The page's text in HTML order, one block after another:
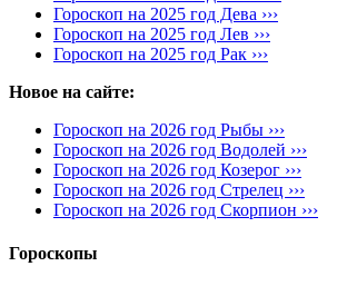
Гороскоп на 2025 год Дева ›››
Гороскоп на 2025 год Лев ›››
Гороскоп на 2025 год Рак ›››
Новое на сайте:
Гороскоп на 2026 год Рыбы ›››
Гороскоп на 2026 год Водолей ›››
Гороскоп на 2026 год Козерог ›››
Гороскоп на 2026 год Стрелец ›››
Гороскоп на 2026 год Скорпион ›››
Гороскопы